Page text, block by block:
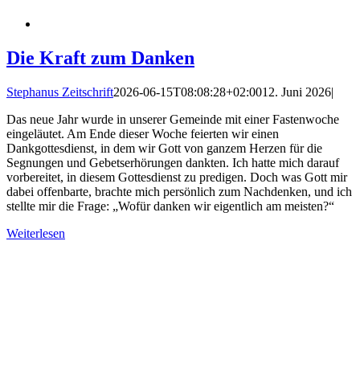
Die Kraft zum Danken
Stephanus Zeitschrift2026-06-15T08:08:28+02:0012. Juni 2026|
Das neue Jahr wurde in unserer Gemeinde mit einer Fastenwoche
eingeläutet. Am Ende dieser Woche feierten wir einen
Dankgottesdienst, in dem wir Gott von ganzem Herzen für die
Segnungen und Gebetserhörungen dankten. Ich hatte mich darauf
vorbereitet, in diesem Gottesdienst zu predigen. Doch was Gott mir
dabei offenbarte, brachte mich persönlich zum Nachdenken, und ich
stellte mir die Frage: „Wofür danken wir eigentlich am meisten?“
Weiterlesen